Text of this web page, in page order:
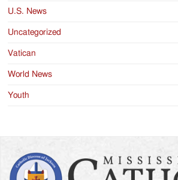
U.S. News
Uncategorized
Vatican
World News
Youth